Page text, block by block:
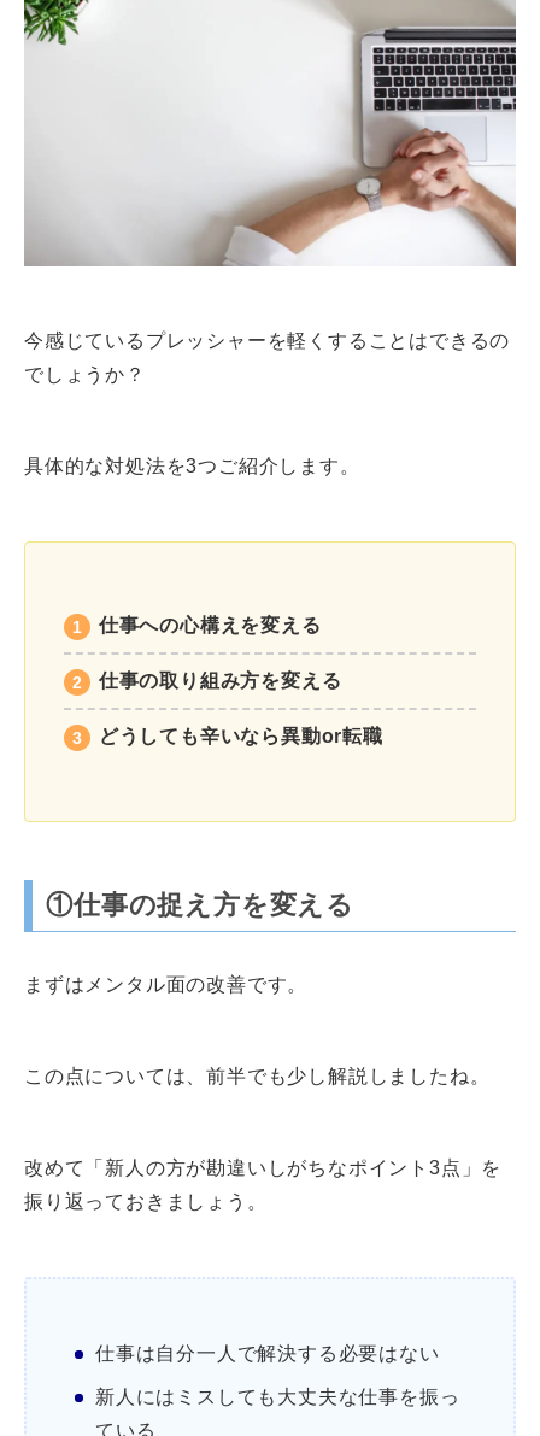
今感じているプレッシャーを軽くすることはできるの
でしょうか？
具体的な対処法を3つご紹介します。
仕事への心構えを変える
仕事の取り組み方を変える
どうしても辛いなら異動or転職
①仕事の捉え方を変える
まずはメンタル面の改善です。
この点については、前半でも少し解説しましたね。
改めて「新人の方が勘違いしがちなポイント3点」を
振り返っておきましょう。
仕事は自分一人で解決する必要はない
新人にはミスしても大丈夫な仕事を振っ
ている